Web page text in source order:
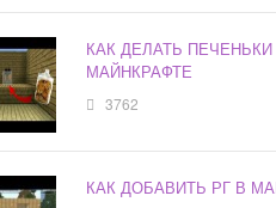
КАК ДЕЛАТЬ ПЕЧЕНЬКИ
МАЙНКРАФТЕ
3762
КАК ДОБАВИТЬ РГ В